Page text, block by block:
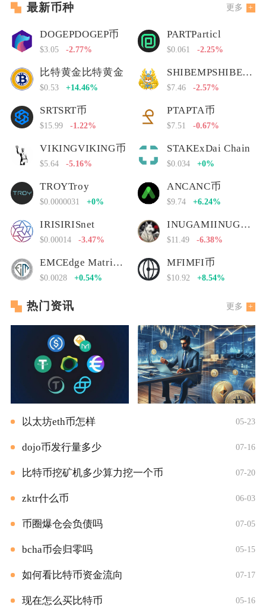
最新币种 更多
DOGEPDOGEP币
$3.05 -2.77%
PARTParticl
$0.061 -2.25%
比特黄金比特黄金
$0.53 +14.46%
SHIBEMPSHIBEMP币
$7.46 -2.57%
SRTSRT币
$15.99 -1.22%
PTAPTA币
$7.51 -0.67%
VIKINGVIKING币
$5.64 -5.16%
STAKExDai Chain
$0.034 +0%
TROYTroy
$0.0000031 +0%
ANCANC币
$9.74 +6.24%
IRISIRISnet
$0.00014 -3.47%
INUGAMIINUGAMI币
$11.49 -6.38%
EMCEdge Matrix Chain
$0.0028 +0.54%
MFIMFI币
$10.92 +8.54%
热门资讯 更多
以太坊eth币怎样 05-23
dojo币发行量多少 07-16
比特币挖矿机多少算力挖一个币 07-20
zktr什么币 06-03
币圈爆仓会负债吗 07-05
bcha币会归零吗 05-15
如何看比特币资金流向 07-17
现在怎么买比特币 05-16